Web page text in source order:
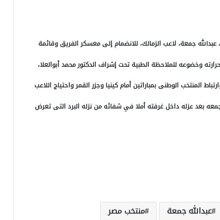
جمعة، لاعب الزمالك، للانضمام إلى معسكر الفريق وقائمة
وخضوعه للملاحظة الطبية تحت إشراف الدكتور محمد أبوالعلا،
المنتخب الوطنى بمباراتين أمام كينيا وجزر القمر واحتياج اللاعب
بعد عزله داخل غرفته أملا في شفائه من نزله البرد التى تعرض
عبدالله جمعة منتخب مصر